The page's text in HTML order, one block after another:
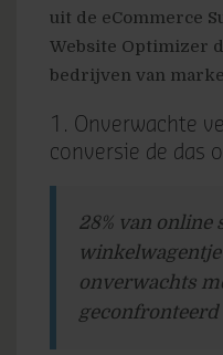
uit de eCommerce
Website Optimizer
bedrijven van
1. Onverwachte
conversie de das
28% van online
onverwachts